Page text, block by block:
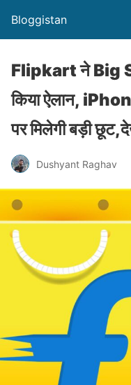
Bloggistan
Flipkart ने Big
किया ऐलान,
पर मिलेगी बड़ी
Dushyant Raghav